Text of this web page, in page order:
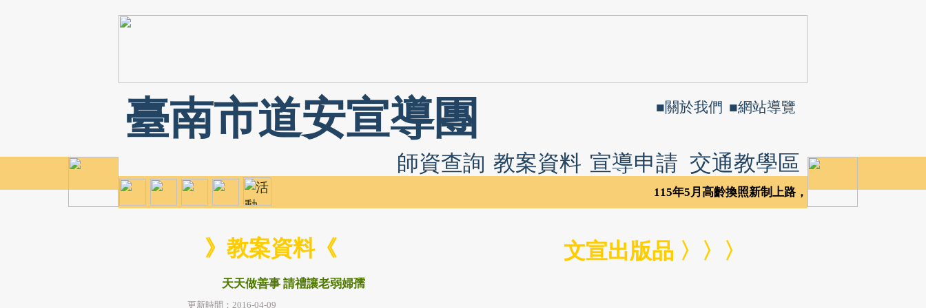
臺南市道安宣導團 ■關於我們 ■網站導覽
師資查詢 教案資料 宣導申請 交通教學區
115年5月高齡換照新制上路，請上交通部公路局官
》教案資料《 文宣出版品 〉〉〉
天天做善事 請禮讓老弱婦孺
更新時間：2016-04-09